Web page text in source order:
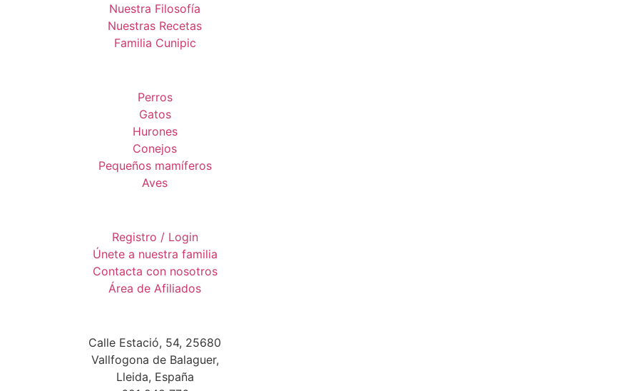
Nuestra Filosofía
Nuestras Recetas
Familia Cunipic
Perros
Gatos
Hurones
Conejos
Pequeños mamíferos
Aves
Registro / Login
Únete a nuestra familia
Contacta con nosotros
Área de Afiliados
Calle Estació, 54, 25680
Vallfogona de Balaguer,
Lleida, España